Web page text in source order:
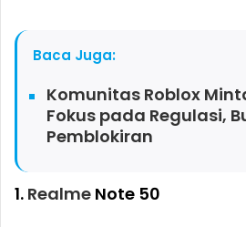
Baca Juga:
Komunitas Roblox
Fokus pada Regulasi,
Pemblokiran
1. Realme Note 50